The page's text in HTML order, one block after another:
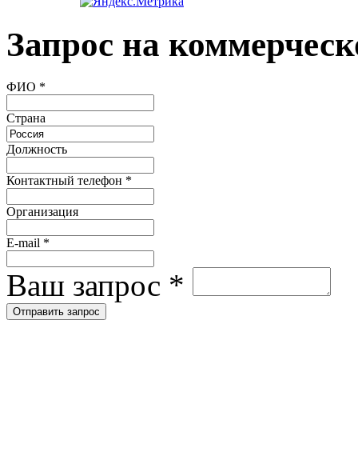
Запрос на
ФИО *
Страна
Должность
Контактный телефон *
Организация
E-mail *
Ваш запрос *